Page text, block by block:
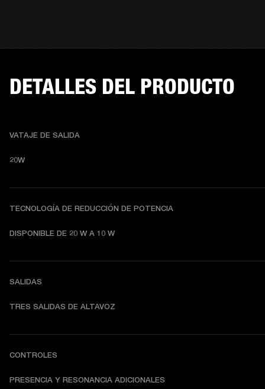
DETALLES DEL PRODUCTO
VATAJE DE SALIDA
20W
TECNOLOGÍA DE REDUCCIÓN DE POTENCIA
DISPONIBLE DE 20 W A 10 W
SALIDAS
TRES SALIDAS DE ALTAVOZ
CONTROLES
PRESENCIA Y RESONANCIA ADICIONALES